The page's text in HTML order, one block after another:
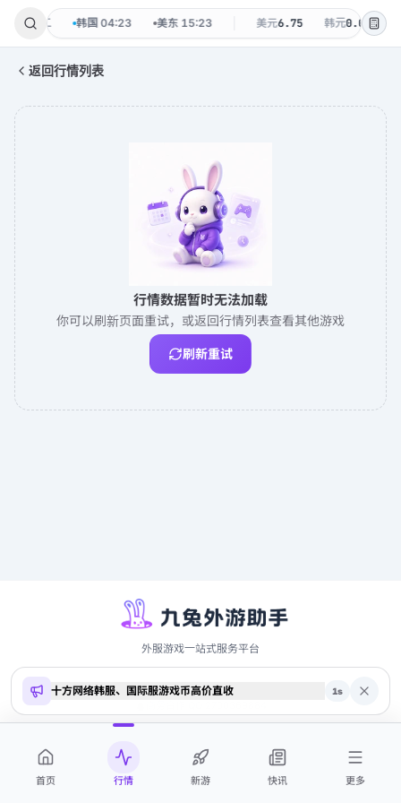
11 周二 韩国 04:23 美东 15:23 美元6.75 韩元0.0048
返回行情列表
行情数据暂时无法加载
你可以刷新页面重试，或返回行情列表查看其他游戏
刷新重试
外服游戏一站式服务平台
Copyright ©20269to.me · 本站内容仅供参考，不构成投资建议
首页 行情 新游 快讯 更多